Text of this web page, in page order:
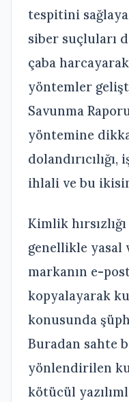
tespitini
siber suçluları
çaba
yöntemler
Savunma
yöntemine
ihlali ve bu
Kimlik
genellikle
markanın e-
kopyalayarak
konusunda
Buradan sahte
yönlendirilen
kötücül